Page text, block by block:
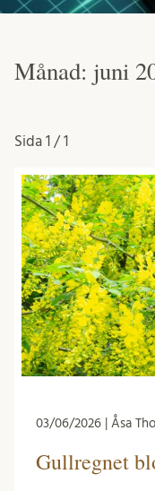
Månad: juni
Sida 1 / 1
03/06/2026 | Åsa
Gullregnet